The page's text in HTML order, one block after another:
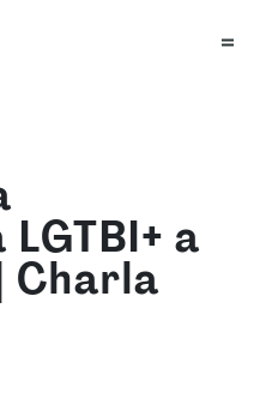
a
Charla